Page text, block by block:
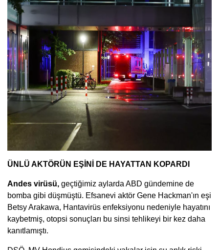
ÜNLÜ AKTÖRÜN EŞİNİ DE HAYATTAN KOPARDI
Andes virüsü, geçtiğimiz aylarda ABD gündemine de
bomba gibi düşmüştü. Efsanevi aktör Gene Hackman'ın eşi
Betsy Arakawa, Hantavirüs enfeksiyonu nedeniyle hayatını
kaybetmiş, otopsi sonuçları bu sinsi tehlikeyi bir kez daha
kanıtlamıştı.